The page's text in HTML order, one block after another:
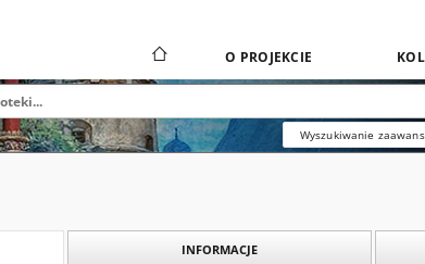
O PROJEKCIE
Wyszukiwanie
INFORMACJE